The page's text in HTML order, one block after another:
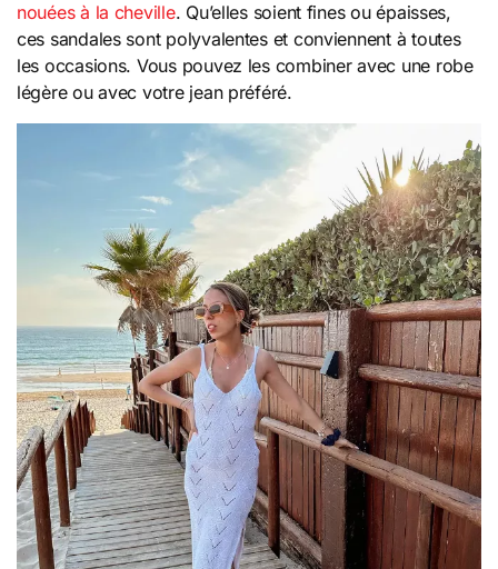
nouées à la cheville. Qu’elles soient fines ou épaisses,
ces sandales sont polyvalentes et conviennent à toutes
les occasions. Vous pouvez les combiner avec une robe
légère ou avec votre jean préféré.